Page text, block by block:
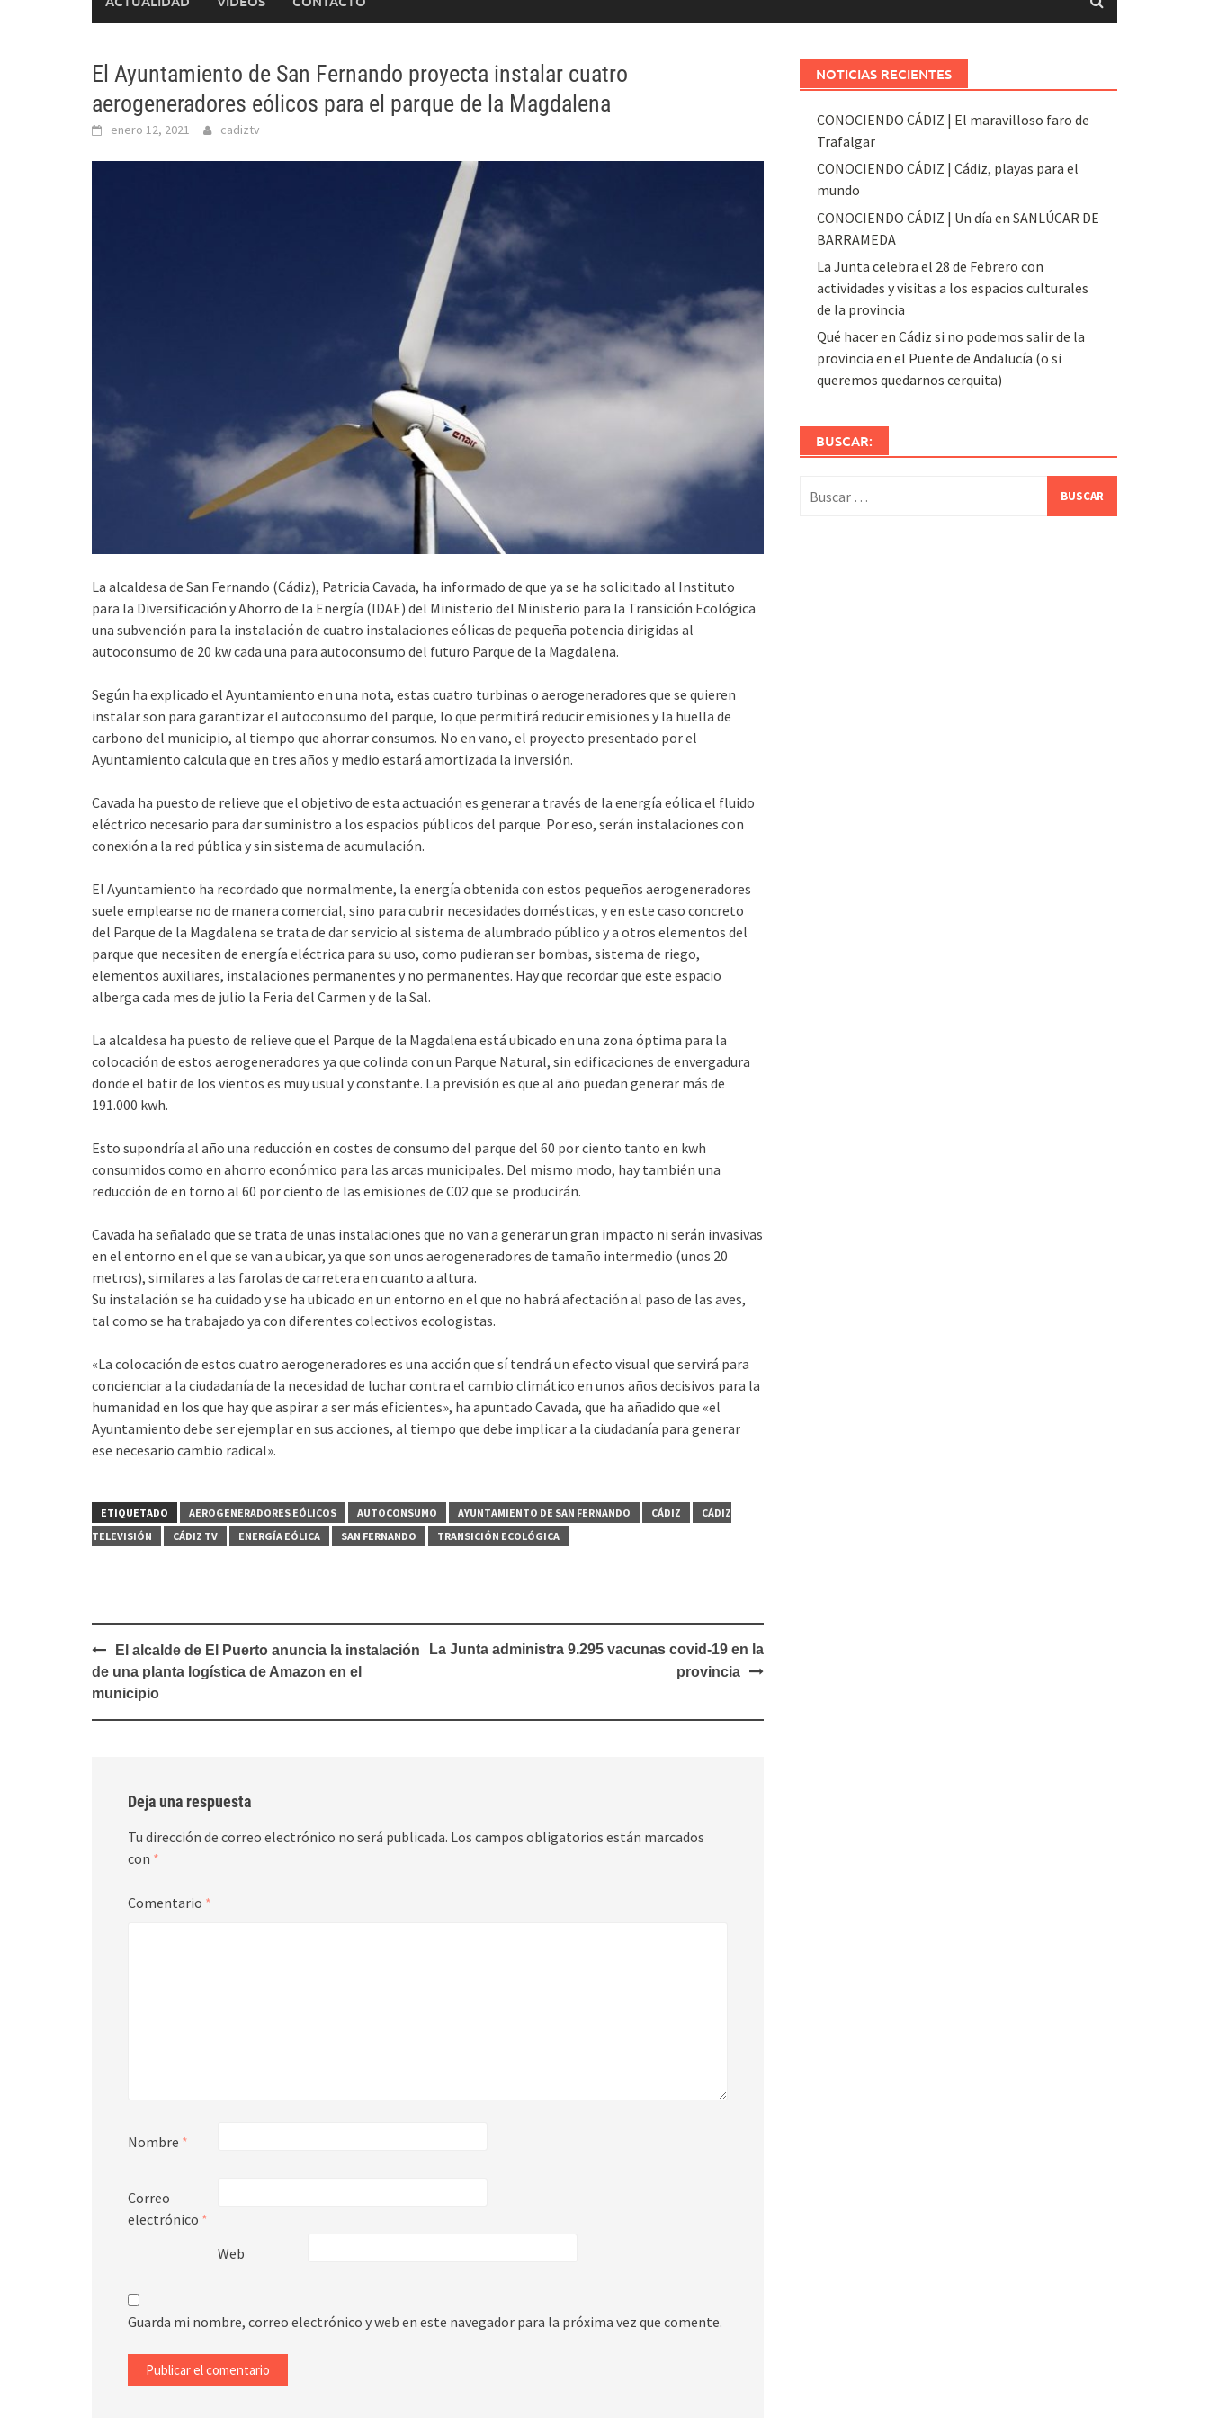
El Ayuntamiento de San Fernando proyecta instalar cuatro
aerogeneradores eólicos para el parque de la Magdalena
enero 12, 2021 cadiztv
La alcaldesa de San Fernando (Cádiz), Patricia Cavada, ha informado de que ya se ha solicitado al Instituto
para la Diversificación y Ahorro de la Energía (IDAE) del Ministerio del Ministerio para la Transición Ecológica
una subvención para la instalación de cuatro instalaciones eólicas de pequeña potencia dirigidas al
autoconsumo de 20 kw cada una para autoconsumo del futuro Parque de la Magdalena.
Según ha explicado el Ayuntamiento en una nota, estas cuatro turbinas o aerogeneradores que se quieren
instalar son para garantizar el autoconsumo del parque, lo que permitirá reducir emisiones y la huella de
carbono del municipio, al tiempo que ahorrar consumos. No en vano, el proyecto presentado por el
Ayuntamiento calcula que en tres años y medio estará amortizada la inversión.
Cavada ha puesto de relieve que el objetivo de esta actuación es generar a través de la energía eólica el fluido
eléctrico necesario para dar suministro a los espacios públicos del parque. Por eso, serán instalaciones con
conexión a la red pública y sin sistema de acumulación.
El Ayuntamiento ha recordado que normalmente, la energía obtenida con estos pequeños aerogeneradores
suele emplearse no de manera comercial, sino para cubrir necesidades domésticas, y en este caso concreto
del Parque de la Magdalena se trata de dar servicio al sistema de alumbrado público y a otros elementos del
parque que necesiten de energía eléctrica para su uso, como pudieran ser bombas, sistema de riego,
elementos auxiliares, instalaciones permanentes y no permanentes. Hay que recordar que este espacio
alberga cada mes de julio la Feria del Carmen y de la Sal.
La alcaldesa ha puesto de relieve que el Parque de la Magdalena está ubicado en una zona óptima para la
colocación de estos aerogeneradores ya que colinda con un Parque Natural, sin edificaciones de envergadura
donde el batir de los vientos es muy usual y constante. La previsión es que al año puedan generar más de
191.000 kwh.
Esto supondría al año una reducción en costes de consumo del parque del 60 por ciento tanto en kwh
consumidos como en ahorro económico para las arcas municipales. Del mismo modo, hay también una
reducción de en torno al 60 por ciento de las emisiones de C02 que se producirán.
Cavada ha señalado que se trata de unas instalaciones que no van a generar un gran impacto ni serán invasivas
en el entorno en el que se van a ubicar, ya que son unos aerogeneradores de tamaño intermedio (unos 20
metros), similares a las farolas de carretera en cuanto a altura.
Su instalación se ha cuidado y se ha ubicado en un entorno en el que no habrá afectación al paso de las aves,
tal como se ha trabajado ya con diferentes colectivos ecologistas.
«La colocación de estos cuatro aerogeneradores es una acción que sí tendrá un efecto visual que servirá para
concienciar a la ciudadanía de la necesidad de luchar contra el cambio climático en unos años decisivos para la
humanidad en los que hay que aspirar a ser más eficientes», ha apuntado Cavada, que ha añadido que «el
Ayuntamiento debe ser ejemplar en sus acciones, al tiempo que debe implicar a la ciudadanía para generar
ese necesario cambio radical».
ETIQUETADO AEROGENERADORES EÓLICOS AUTOCONSUMO AYUNTAMIENTO DE SAN FERNANDO CÁDIZ
CÁDIZ
TELEVISIÓN
CÁDIZ TV ENERGÍA EÓLICA SAN FERNANDO TRANSICIÓN ECOLÓGICA
Navegación
de
entradas
El alcalde de El Puerto anuncia la instalación
de una planta logística de Amazon en el
municipio
La Junta administra 9.295 vacunas covid-19 en la
provincia
Deja una respuesta
Tu dirección de correo electrónico no será publicada. Los campos obligatorios están marcados
con *
Comentario *
Nombre *
Correo
electrónico *
Web
Guarda mi nombre, correo electrónico y web en este navegador para la próxima vez que comente.
NOTICIAS RECIENTES
CONOCIENDO CÁDIZ | El maravilloso faro de
Trafalgar
CONOCIENDO CÁDIZ | Cádiz, playas para el
mundo
CONOCIENDO CÁDIZ | Un día en SANLÚCAR DE
BARRAMEDA
La Junta celebra el 28 de Febrero con
actividades y visitas a los espacios culturales
de la provincia
Qué hacer en Cádiz si no podemos salir de la
provincia en el Puente de Andalucía (o si
queremos quedarnos cerquita)
BUSCAR: